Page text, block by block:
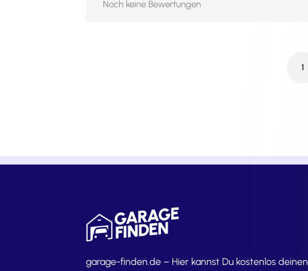
Noch keine Bewertungen
1
garage-finden.de – Hier kannst Du kostenlos deinen